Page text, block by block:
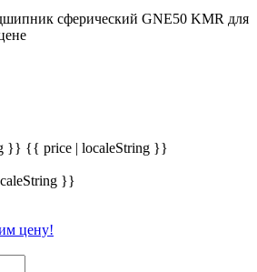
}} {{ price | localeString }}
}}
цену!